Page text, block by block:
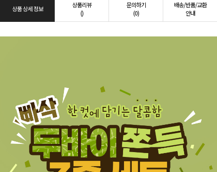
상품 상세 정보
상품리뷰
()
문의하기
(0)
배송/반품/교환
안내